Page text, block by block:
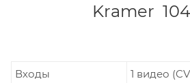
Kramer
Входы
1 видео